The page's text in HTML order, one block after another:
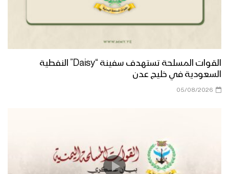
القوات المسلحة تستهدف سفينة “Daisy” النفطية
السعودية في خليج عدن
05/08/2026